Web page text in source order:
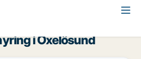
i Oxelösund